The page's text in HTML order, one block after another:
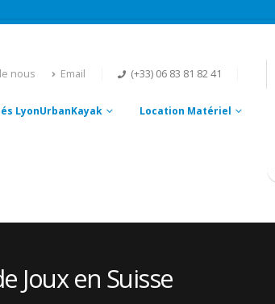
nous Email (+33) 06 83 81 82 41
LyonUrbanKayak Location Matériel
Joux en Suisse